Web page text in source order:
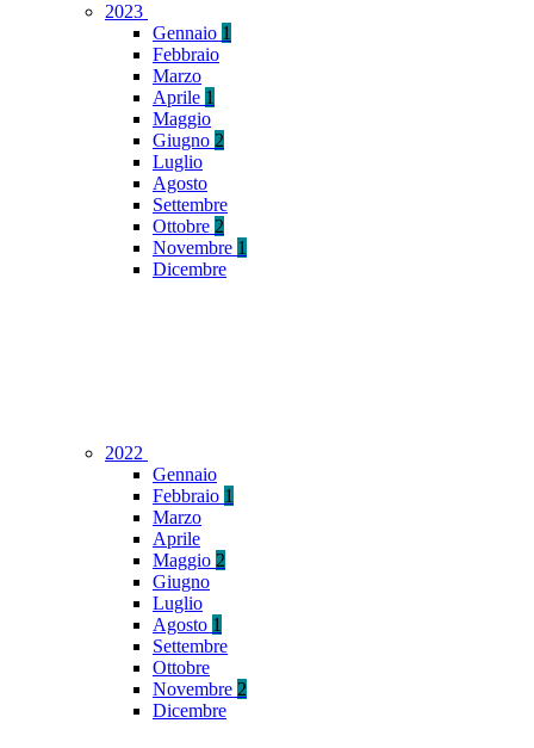
2023
Gennaio 1
Febbraio
Marzo
Aprile 1
Maggio
Giugno 2
Luglio
Agosto
Settembre
Ottobre 2
Novembre 1
Dicembre
2022
Gennaio
Febbraio 1
Marzo
Aprile
Maggio 2
Giugno
Luglio
Agosto 1
Settembre
Ottobre
Novembre 2
Dicembre